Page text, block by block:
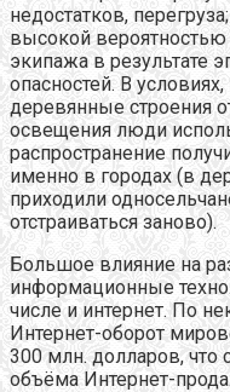
недостатков,
высокой вероятностью
экипажа в результате
опасностей. В
деревянные строения
освещения люди
распространение
именно в городах (в
приходили
отстраиваться заново).
Большое влияние на
информационные
числе и интернет. По
Интернет-оборот
300 млн. долларов, что
объёма Интернет-